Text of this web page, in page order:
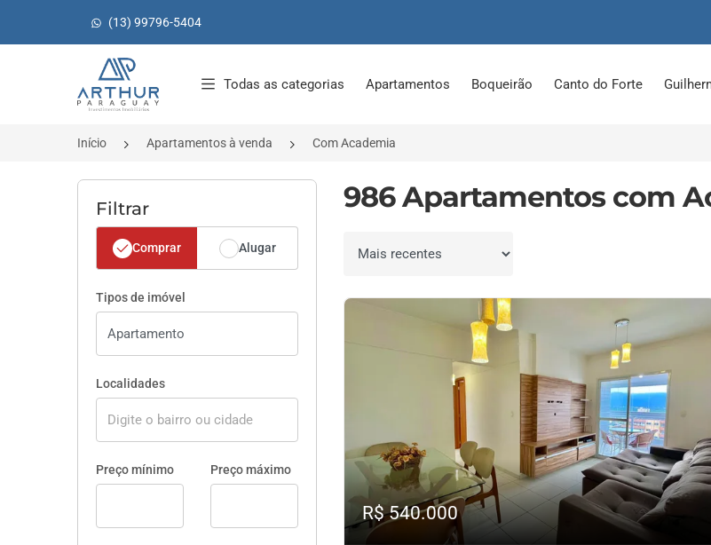
(13) 99796-5404
Página inicial
Todas as categorias Apartamentos Boqueirão Canto do Forte
Início Apartamentos à venda Com Academia
Filtrar
Comprar Alugar
Tipos de imóvel
Localidades
Preço mínimo Preço máximo
986 Apartamentos com
Ordenar por
R$ 540.000